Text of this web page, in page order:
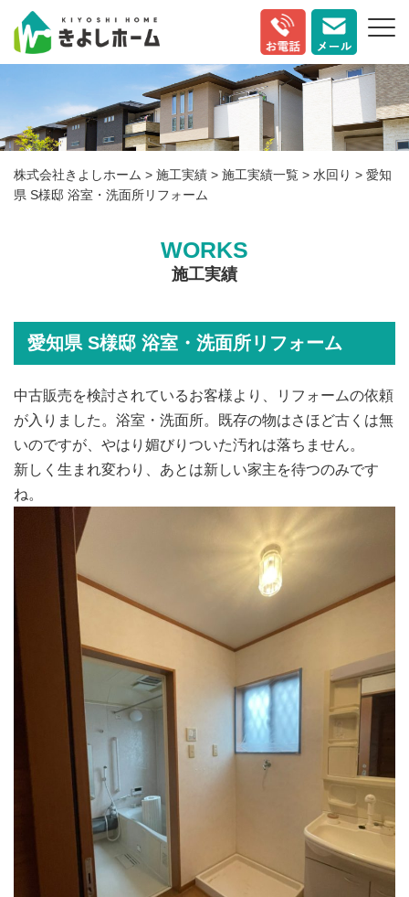
株式会社きよしホーム > 施工実績 > 施工実績一覧 > 水回り > 愛知
県 S様邸 浴室・洗面所リフォーム
WORKS
施工実績
愛知県 S様邸 浴室・洗面所リフォーム
中古販売を検討されているお客様より、リフォームの依頼
が入りました。浴室・洗面所。既存の物はさほど古くは無
いのですが、やはり媚びりついた汚れは落ちません。
新しく生まれ変わり、あとは新しい家主を待つのみです
ね。